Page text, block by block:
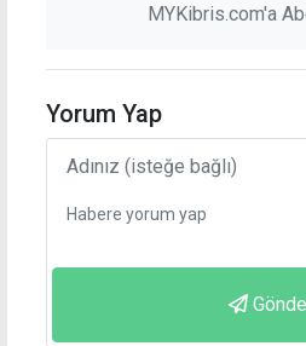
MYKibris.com'a
Yorum Yap